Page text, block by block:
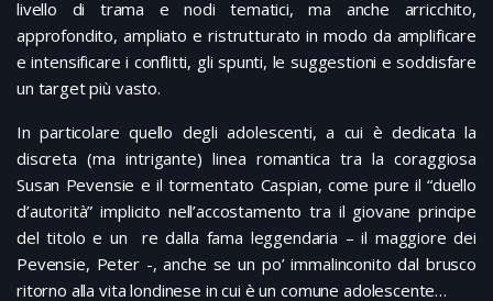
livello di trama e nodi tematici, ma anche arricchito,
approfondito, ampliato e ristrutturato in modo da amplificare
e intensificare i conflitti, gli spunti, le suggestioni e soddisfare
un target più vasto.
In particolare quello degli adolescenti, a cui è dedicata la
discreta (ma intrigante) linea romantica tra la coraggiosa
Susan Pevensie e il tormentato Caspian, come pure il “duello
d’autorità” implicito nell’accostamento tra il giovane principe
del titolo e un re dalla fama leggendaria – il maggiore dei
Pevensie, Peter -, anche se un po’ immalinconito dal brusco
ritorno alla vita londinese in cui è un comune adolescente…